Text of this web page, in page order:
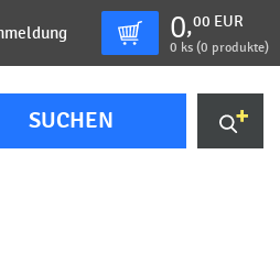
0,00 EUR
0 ks (0 produkte)
SUCHEN